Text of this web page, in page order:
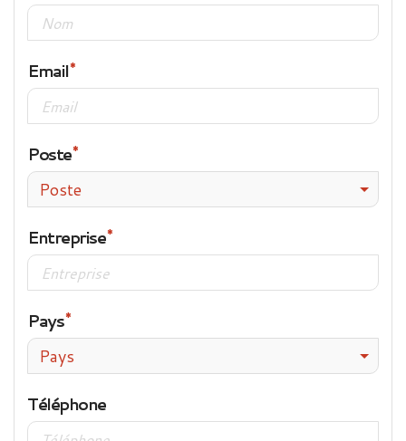
Email
Poste
Poste
Entreprise
Pays
Pays
Téléphone